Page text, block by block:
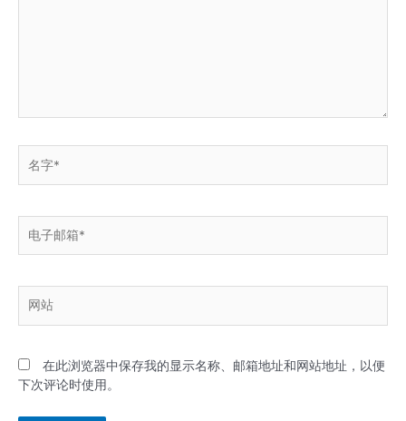
字
子
站
在此浏览器中保存我的显示名称、邮箱地址和网站地址，以便
下次评论时使用。